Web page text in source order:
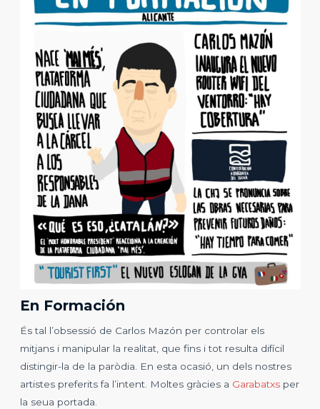
En Formación
És tal l’obsessió de Carlos Mazón per controlar els
mitjans i manipular la realitat, que fins i tot resulta difícil
distingir-la de la paròdia. En esta ocasió, un dels nostres
artistes preferits fa l’intent. Moltes gràcies a Garabatxsper
la seua portada.